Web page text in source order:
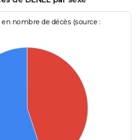
nombre de décès (source :